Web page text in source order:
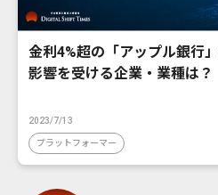
金利4%超の「アップル銀行
影響を受ける企業・業種は？
2023/7/13
プラットフォーマー